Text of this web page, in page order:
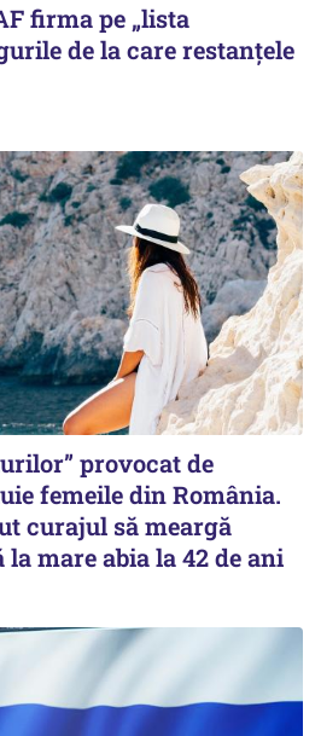
firma pe „lista
de la care restanțele
provocat de
femeile din România.
curajul să meargă
mare abia la 42 de ani